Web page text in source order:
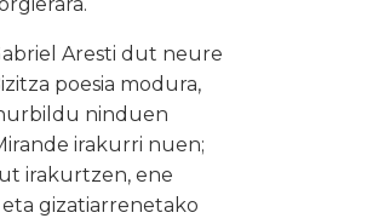
Aresti dut neure
poesia modura,
ninduen
irakurri nuen;
irakurtzen, ene
gizatiarrenetako